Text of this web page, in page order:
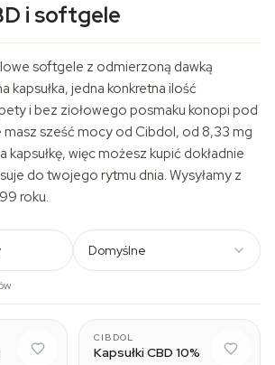
i softgele
softgele z odmierzoną dawką
kapsułka, jedna konkretna ilość
i bez ziołowego posmaku konopi pod
masz sześć mocy od Cibdol, od 8,33 mg
więc możesz kupić dokładnie
do twojego rytmu dnia. Wysyłamy z
roku.
Domyślne
CIBDOL
Kapsułki CBD 10%